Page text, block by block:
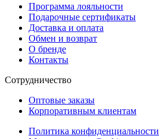
Программа лояльности
Подарочные сертификаты
Доставка и оплата
Обмен и возврат
О бренде
Контакты
Сотрудничество
Оптовые заказы
Корпоративным клиентам
Политика конфиденциальности